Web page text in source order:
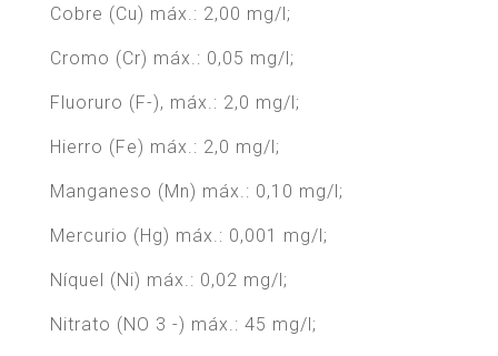
Cobre (Cu) máx.: 2,00 mg/l;
Cromo (Cr) máx.: 0,05 mg/l;
Fluoruro (F-), máx.: 2,0 mg/l;
Hierro (Fe) máx.: 2,0 mg/l;
Manganeso (Mn) máx.: 0,10 mg/l;
Mercurio (Hg) máx.: 0,001 mg/l;
Níquel (Ni) máx.: 0,02 mg/l;
Nitrato (NO 3 -) máx.: 45 mg/l;